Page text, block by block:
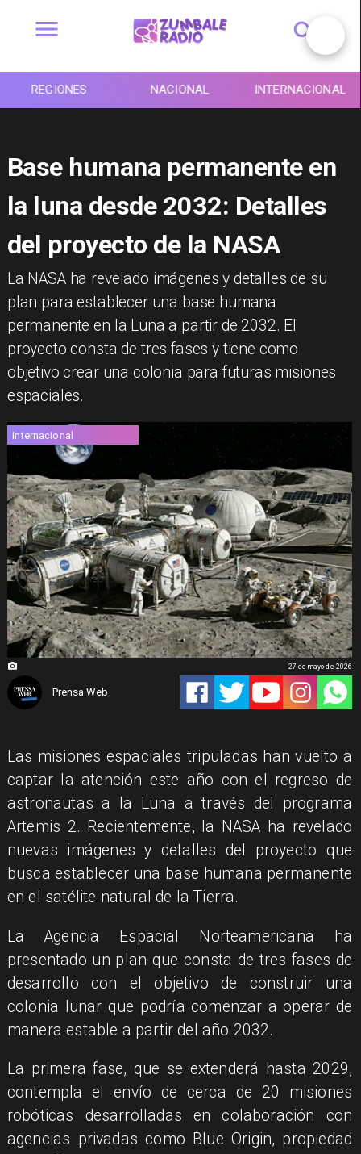
REGIONES NACIONAL INTERNACIONAL
Base humana permanente en
la luna desde 2032: Detalles
del proyecto de la NASA
La NASA ha revelado imágenes y detalles de su
plan para establecer una base humana
permanente en la Luna a partir de 2032. El
proyecto consta de tres fases y tiene como
objetivo crear una colonia para futuras misiones
espaciales.
Internacional
Prensa Web
27 de mayo de 2026
Las misiones espaciales tripuladas han vuelto a
captar la atención este año con el regreso de
astronautas a la Luna a través del programa
Artemis 2. Recientemente, la NASA ha revelado
nuevas imágenes y detalles del proyecto que
busca establecer una base humana permanente
en el satélite natural de la Tierra.
La Agencia Espacial Norteamericana ha
presentado un plan que consta de tres fases de
desarrollo con el objetivo de construir una
colonia lunar que podría comenzar a operar de
manera estable a partir del año 2032.
La primera fase, que se extenderá hasta 2029,
contempla el envío de cerca de 20 misiones
robóticas desarrolladas en colaboración con
agencias privadas como Blue Origin, propiedad